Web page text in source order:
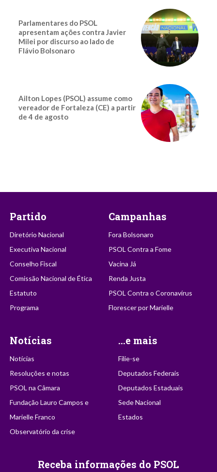
Parlamentares do PSOL
apresentam ações contra Javier
Milei por discurso ao lado de
Flávio Bolsonaro
Ailton Lopes (PSOL) assume como
vereador de Fortaleza (CE) a partir
de 4 de agosto
Partido
Diretório Nacional
Executiva Nacional
Conselho Fiscal
Comissão Nacional de Ética
Estatuto
Programa
Campanhas
Fora Bolsonaro
PSOL Contra a Fome
Vacina Já
Renda Justa
PSOL Contra o Coronavírus
Florescer por Marielle
Notícias
Notícias
Resoluções e notas
PSOL na Câmara
Fundação Lauro Campos e
Marielle Franco
Observatório da crise
...e mais
Filie-se
Deputados Federais
Deputados Estaduais
Sede Nacional
Estados
Receba informações do PSOL